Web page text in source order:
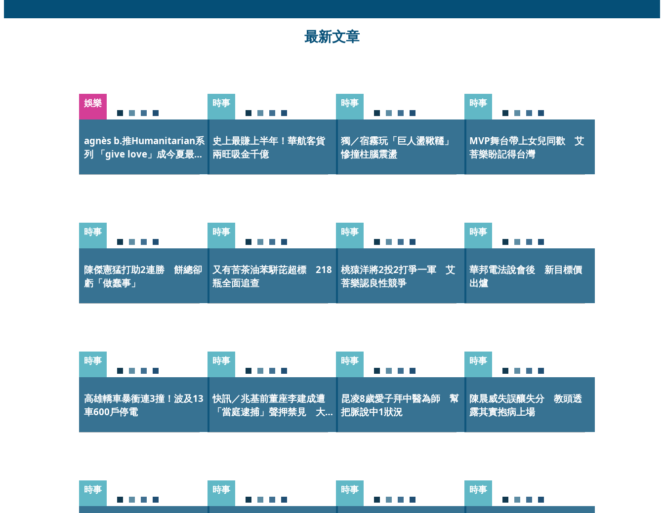
最新文章
娛樂
agnès b.推Humanitarian系
列 「give love」成今夏最暖
時事
史上最賺上半年！華航客貨
兩旺吸金千億
時事
獨／宿霧玩「巨人盪鞦韆」
慘撞柱腦震盪
時事
MVP舞台帶上女兒同歡 艾
菩樂盼記得台灣
時事
陳傑憲猛打助2連勝 餅總卻
虧「做蠢事」
時事
又有苦茶油苯駢芘超標 218
瓶全面追查
時事
桃猿洋將2投2打爭一軍 艾
菩樂認良性競爭
時事
華邦電法說會後 新目標價
出爐
時事
高雄轎車暴衝連3撞！波及13
車600戶停電
時事
快訊／兆基前董座李建成遭
「當庭逮捕」聲押禁見 大
時事
昆凌8歲愛子拜中醫為師 幫
把脈說中1狀況
時事
陳晨威失誤釀失分 教頭透
露其實抱病上場
時事 時事 時事 時事